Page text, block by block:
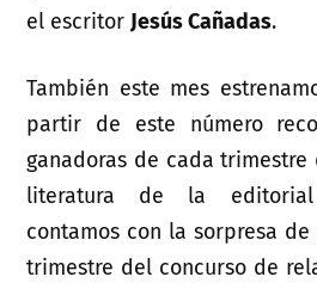
el escritor Jesús Cañadas.
También este mes
partir de este número
ganadoras de cada trimestre
literatura de la
contamos con la sorpresa
trimestre del concurso de